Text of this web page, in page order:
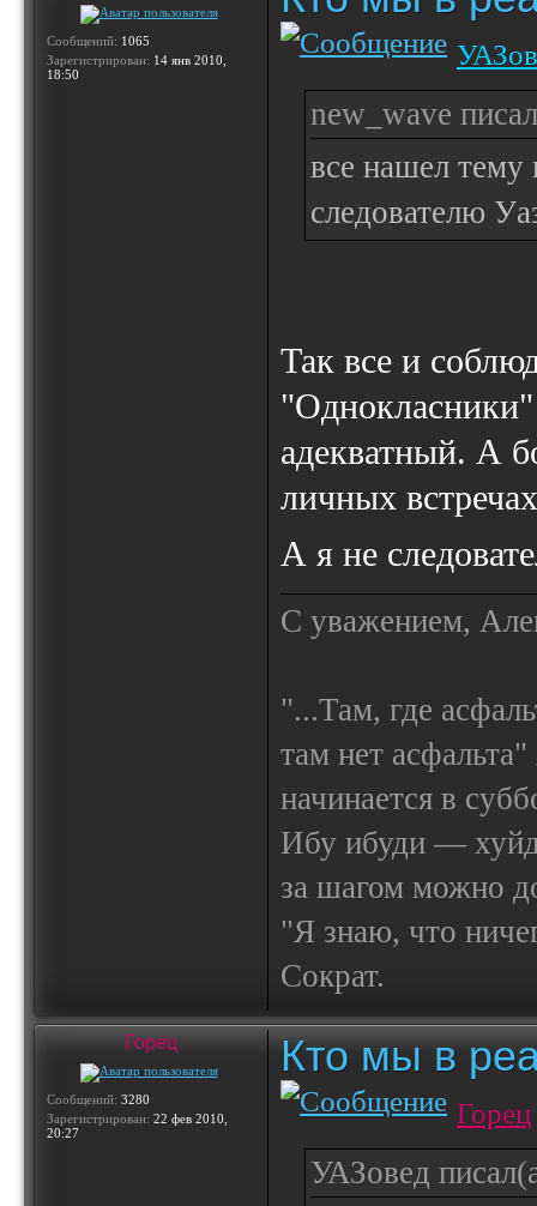
Сообщений: 1065
Зарегистрирован: 14 янв 2010,
18:50
new_wave
все нашел тему
следователю
Так все и
адекватный. А
личных
А я не
С уважением,
"...Там, где
там нет
начинается в
Ибу ибуди —
за шагом можно
"Я знаю, что
Сократ.
Горец
Сообщений: 3280
Зарегистрирован: 22 фев 2010,
20:27
Кто мы в
Горец
УАЗовед